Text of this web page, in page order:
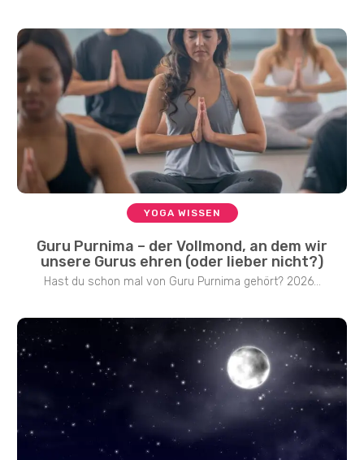
YOGA WISSEN
Guru Purnima – der Vollmond, an dem wir
unsere Gurus ehren (oder lieber nicht?)
Hast du schon mal von Guru Purnima gehört? 2026...